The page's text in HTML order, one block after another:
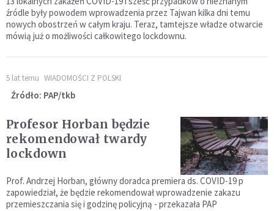
źródle były powodem wprowadzenia przez Tajwan kilka dni temu
nowych obostrzeń w całym kraju. Teraz, tamtejsze władze otwarcie
mówią już o możliwości całkowitego lockdownu.
5 lat temu WIADOMOŚCI Z POLSKI
Źródło: PAP/tkb
Profesor Horban będzie
rekomendował twardy
lockdown
Prof. Andrzej Horban, główny doradca premiera ds. COVID-19 p
zapowiedział, że będzie rekomendował wprowadzenie zakazu
przemieszczania się i godzinę policyjną - przekazała PAP